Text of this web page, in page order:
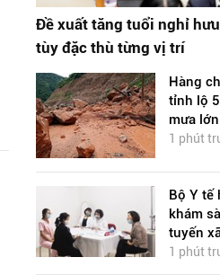
Đề xuất tăng tuổi nghỉ
tùy đặc thù từng vị trí
Hàng
tỉnh lộ
mưa lớn
1 phút
Bộ Y tế
khám
tuyến
1 phút